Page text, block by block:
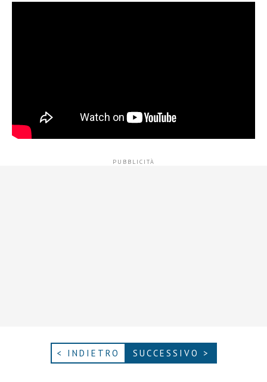
< INDIETRO SUCCESSIVO >